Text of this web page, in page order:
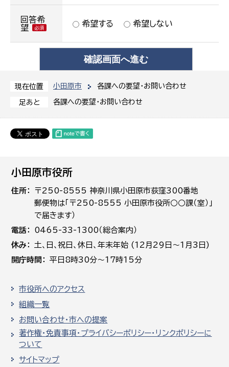
現在位置 小田原市 各課への要望・お問い合わせ
足あと 各課への要望・お問い合わせ
回答希
望
希望する 希望しない
小田原市役所
住所
〒250-8555 神奈川県小田原市荻窪300番地
郵便物は「〒250-8555 小田原市役所○○課（室）」
で届きます）
電話
0465-33-1300（総合案内）
休み
土､日､祝日、休日、年末年始 (12月29日～1月3日)
開庁時間
平日8時30分～17時15分
市役所へのアクセス
組織一覧
お問い合わせ・市への提案
著作権・免責事項・プライバシーポリシー・リンクポリシーに
ついて
サイトマップ